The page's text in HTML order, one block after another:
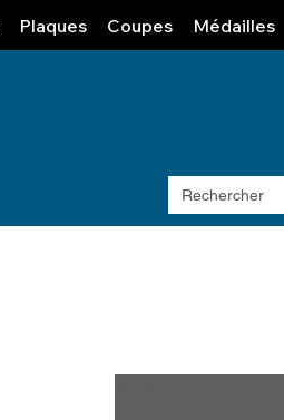
Plaques Coupes Médailles